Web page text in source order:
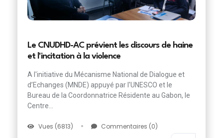
Le CNUDHD-AC prévient les discours de haine
et l'incitation à la violence
A l'initiative du Mécanisme National de Dialogue et
d’Echanges (MNDE) appuyé par l'UNESCO et le
Bureau de la Coordonnatrice Résidente au Gabon, le
Centre...
Vues (6813) Commentaires (0)